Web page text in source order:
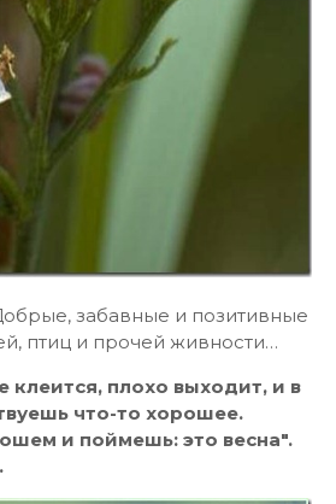
забавные и позитивные
птиц и прочей живности…
клеится, плохо выходит, и в
что-то хорошее.
и поймешь: это весна".